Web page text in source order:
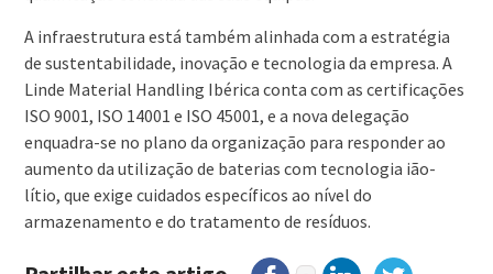
A infraestrutura está também alinhada com a estratégia
de sustentabilidade, inovação e tecnologia da empresa. A
Linde Material Handling Ibérica conta com as certificações
ISO 9001, ISO 14001 e ISO 45001, e a nova delegação
enquadra-se no plano da organização para responder ao
aumento da utilização de baterias com tecnologia ião-
lítio, que exige cuidados específicos ao nível do
armazenamento e do tratamento de resíduos.